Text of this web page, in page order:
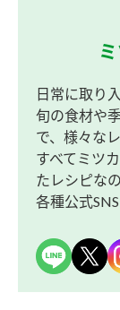
日常に取り
旬の食材や
で、様々な
すべてミツ
たレシピな
各種公式